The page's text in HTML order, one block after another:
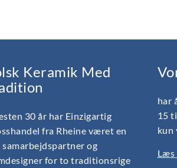
Keramik Med
30 år har Einzigartig
fra Rheine været en
og
for to traditionsrige
har
15
kun
Læs